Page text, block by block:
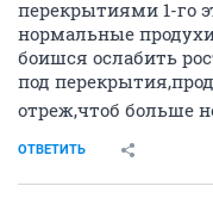
перекрытиями 1-го
нормальные
боишся ослабить
под
отреж,чтоб больше
ОТВЕТИТЬ